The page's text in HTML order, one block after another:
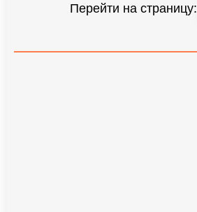
Перейти на страницу: